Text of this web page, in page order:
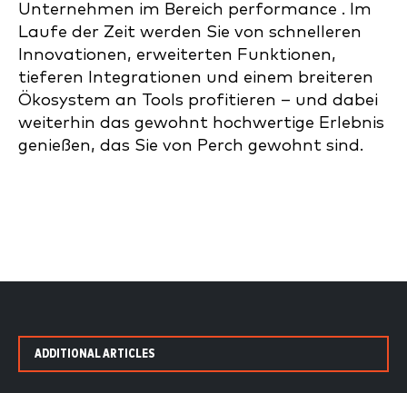
Unternehmen im Bereich performance . Im
Laufe der Zeit werden Sie von schnelleren
Innovationen, erweiterten Funktionen,
tieferen Integrationen und einem breiteren
Ökosystem an Tools profitieren – und dabei
weiterhin das gewohnt hochwertige Erlebnis
genießen, das Sie von Perch gewohnt sind.
ADDITIONAL ARTICLES